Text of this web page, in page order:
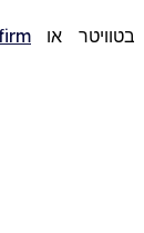
או בטוויטר